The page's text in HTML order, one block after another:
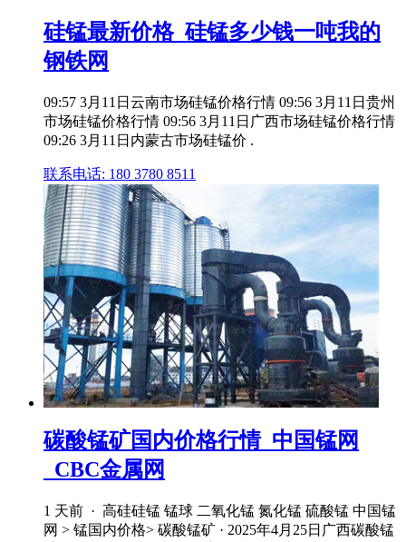
硅锰最新价格_硅锰多少钱一吨我的
钢铁网
09:57 3月11日云南市场硅锰价格行情 09:56 3月11日贵州
市场硅锰价格行情 09:56 3月11日广西市场硅锰价格行情
09:26 3月11日内蒙古市场硅锰价 .
联系电话: 180 3780 8511
碳酸锰矿国内价格行情_中国锰网
_CBC金属网
1 天前 · 高硅硅锰 锰球 二氧化锰 氮化锰 硫酸锰 中国锰
网 > 锰国内价格> 碳酸锰矿 · 2025年4月25日广西碳酸锰